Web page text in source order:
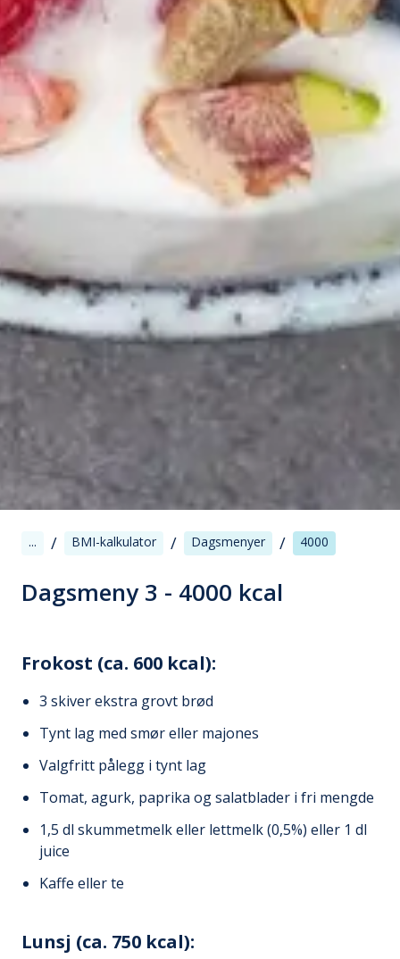
... / BMI-kalkulator / Dagsmenyer / 4000
Dagsmeny 3 - 4000 kcal
Frokost (ca. 600 kcal):
3 skiver ekstra grovt brød
Tynt lag med smør eller majones
Valgfritt pålegg i tynt lag
Tomat, agurk, paprika og salatblader i fri mengde
1,5 dl skummetmelk eller lettmelk (0,5%) eller 1 dl
juice
Kaffe eller te
Lunsj (ca. 750 kcal):